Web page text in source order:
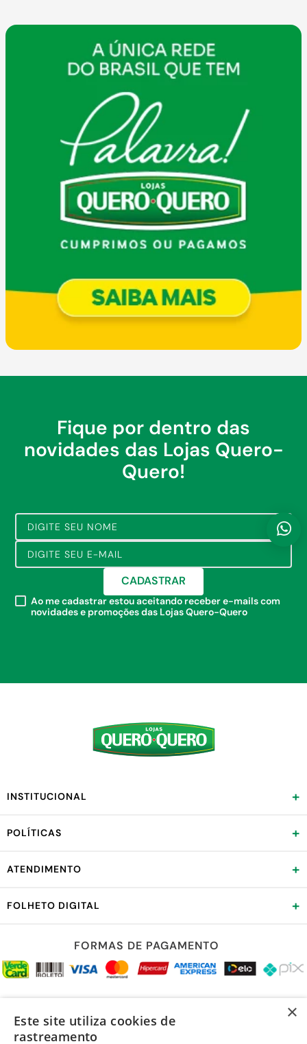
Fique por dentro das
novidades das Lojas Quero-
Quero!
CADASTRAR
Ao me cadastrar estou aceitando receber e-mails com
novidades e promoções das Lojas Quero-Quero
INSTITUCIONAL +
POLÍTICAS +
ATENDIMENTO +
FOLHETO DIGITAL +
FORMAS DE PAGAMENTO
×
Este site utiliza cookies de
rastreamento